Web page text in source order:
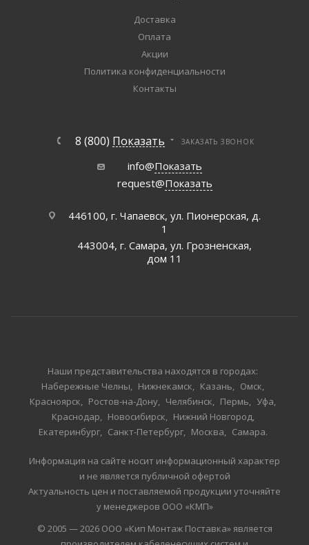
Доставка
Оплата
Акции
Политика конфиденциальности
Контакты
8 (800) Показать ЗАКАЗАТЬ ЗВОНОК
info@Показать
request@Показать
446100, г. Чапаевск, ул. Пионерская, д.
1
443004, г. Самара, ул. Грозненская,
дом 11
Наши представительства находятся в городах:
Набережные Челны
Нижнекамск Казань
Омск
Красноярск
Ростов-на-Дону Челябинск Пермь
Уфа
Краснодар
Новосибирск
Нижний Новгород
Екатеринбург
Санкт-Петербург Москва Самара
Информация на сайте носит информационный характер
и не является публичной офертой
Актуальность цен и поставляемой продукции уточняйте
у менеджеров ООО «КМП»
© 2005 — 2026 ООО «Кип Монтаж Поставка» является